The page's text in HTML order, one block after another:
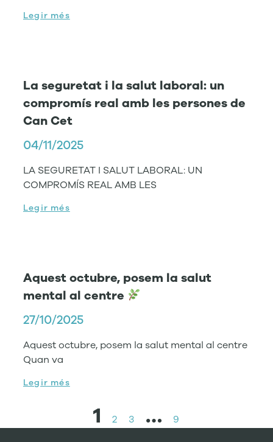
Legir més
La seguretat i la salut laboral: un
compromís real amb les persones de
Can Cet
04/11/2025
LA SEGURETAT I SALUT LABORAL: UN
COMPROMÍS REAL AMB LES
Legir més
Aquest octubre, posem la salut
mental al centre
27/10/2025
Aquest octubre, posem la salut mental al centre
Quan va
Legir més
1 2 3 … 9